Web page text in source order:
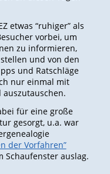
etwas “ruhiger” als
vorbei, um
zu informieren,
und von den
und Ratschläge
nur einmal mit
für eine große
gesorgt, u.a. war
der Vorfahren”
Schaufenster auslag.